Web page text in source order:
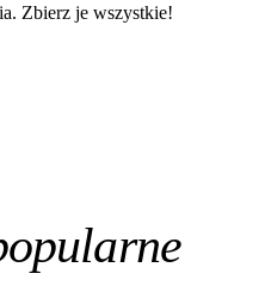
Zbierz je wszystkie!